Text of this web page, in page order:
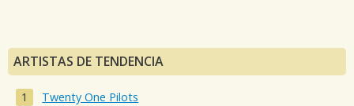
ARTISTAS DE TENDENCIA
Twenty One Pilots